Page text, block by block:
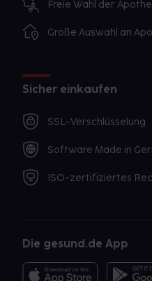
Freie Wahl der
Große Auswahl an
Sicher einkaufen
SSL-Verschlüsselung
Software Made in
ISO-zertifiziertes
Die gesund.de App